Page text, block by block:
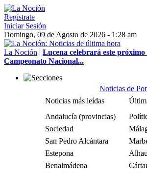
Regístrate
Iniciar Sesión
Domingo, 09 de Agosto de 2026 - 1:28 am
La Noción | Lucena celebrará este próximo
Campeonato Nacional...
Noticias de
Noticias más leídas
Andalucía (provincias)
Sociedad
San Pedro Alcántara
Estepona
Benalmádena